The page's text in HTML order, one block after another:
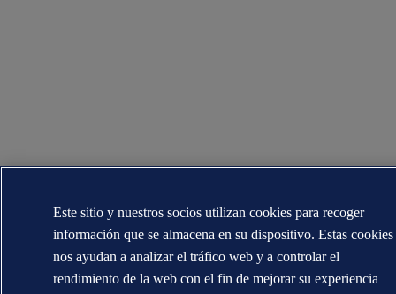
Este sitio y nuestros socios utilizan cookies para recoger
información que se almacena en su dispositivo. Estas cookies
nos ayudan a analizar el tráfico web y a controlar el
rendimiento de la web con el fin de mejorar su experiencia